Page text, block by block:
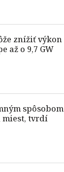
znížiť výkon
až o 9,7 GW
spôsobom
tvrdí